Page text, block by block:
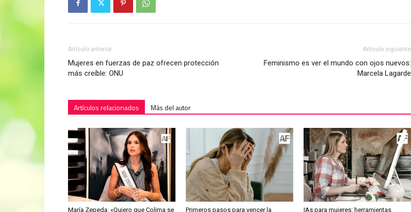
Artículo anterior
Mujeres en fuerzas de paz ofrecen protección
más creíble: ONU
Artículo siguiente
Feminismo es ver el mundo con ojos nuevos:
Marcela Lagarde
Artículos relacionados Más del autor
María Zepeda: «Quiero que Colima se Primeros pasos para vencer la IAs para mujeres: herramientas